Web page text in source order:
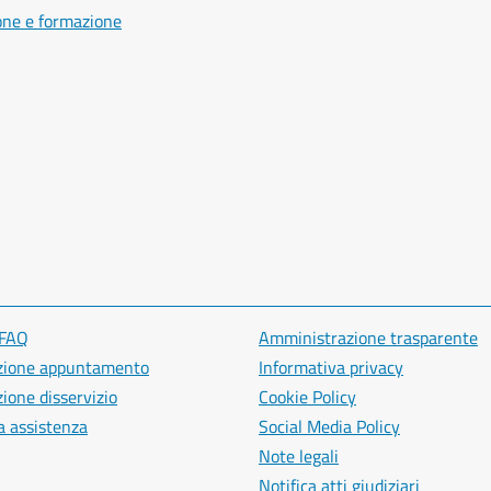
e formazione
appuntamento
disservizio
assistenza
Amministrazione trasparente
Informativa privacy
Cookie Policy
Social Media Policy
Note legali